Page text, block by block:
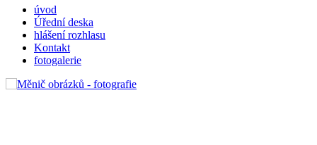
úvod
Úřední deska
hlášení rozhlasu
Kontakt
fotogalerie